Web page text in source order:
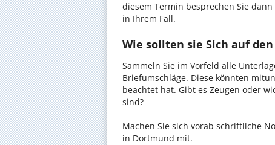
diesem Termin besprechen Sie
in Ihrem Fall.
Wie sollten sie Sich auf
Sammeln Sie im Vorfeld alle
Briefumschläge. Diese könnten
beachtet hat. Gibt es Zeugen oder
sind?
Machen Sie sich vorab schriftliche
in Dortmund mit.